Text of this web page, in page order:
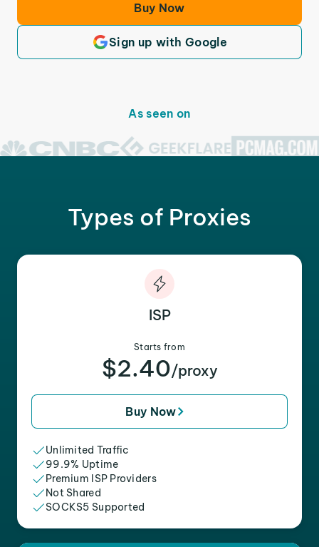
Buy Now
Sign up with Google
As seen on
Types of Proxies
ISP
Starts from
$2.40/proxy
Buy Now
Unlimited Traffic
99.9% Uptime
Premium ISP Providers
Not Shared
SOCKS5 Supported